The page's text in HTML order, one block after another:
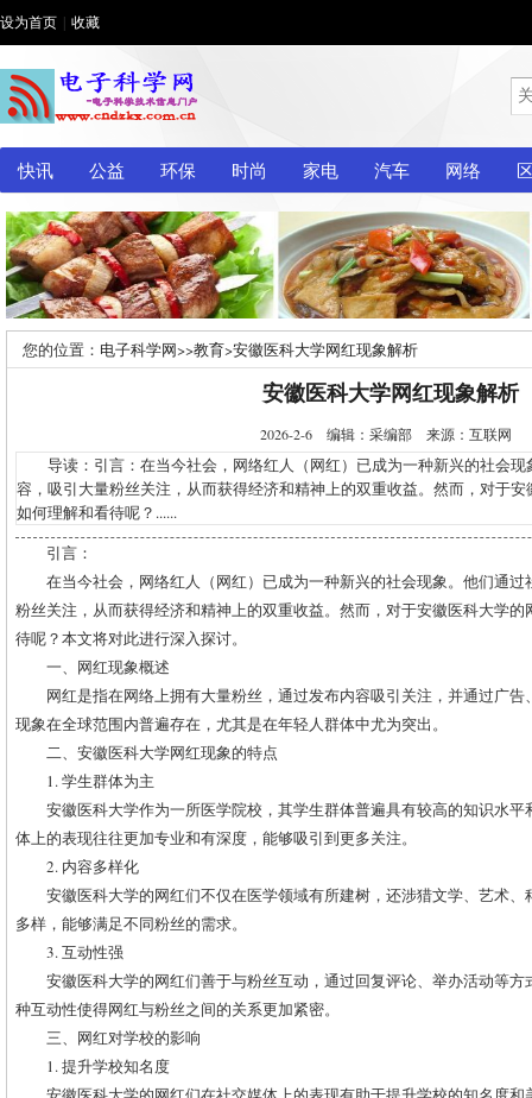
设为首页 收藏
快讯 公益 环保 时尚 家电 汽车 网络
您的位置： 电子科学网>>教育>安徽医科大学网红现象解析
安徽医科大学网红现象解析
2026-2-6 编辑：采编部 来源：互联网
导读：引言：在当今社会，网络红人（网红）已成为一种新兴的社会现
容，吸引大量粉丝关注，从而获得经济和精神上的双重收益。然而，对于
如何理解和看待呢？......
引言：
在当今社会，网络红人（网红）已成为一种新兴的社会现象。他们通
粉丝关注，从而获得经济和精神上的双重收益。然而，对于安徽医科大学
待呢？本文将对此进行深入探讨。
一、网红现象概述
网红是指在网络上拥有大量粉丝，通过发布内容吸引关注，并通过广
现象在全球范围内普遍存在，尤其是在年轻人群体中尤为突出。
二、安徽医科大学网红现象的特点
1. 学生群体为主
安徽医科大学作为一所医学院校，其学生群体普遍具有较高的知识水
体上的表现往往更加专业和有深度，能够吸引到更多关注。
2. 内容多样化
安徽医科大学的网红们不仅在医学领域有所建树，还涉猎文学、艺术
多样，能够满足不同粉丝的需求。
3. 互动性强
安徽医科大学的网红们善于与粉丝互动，通过回复评论、举办活动等
种互动性使得网红与粉丝之间的关系更加紧密。
三、网红对学校的影响
1. 提升学校知名度